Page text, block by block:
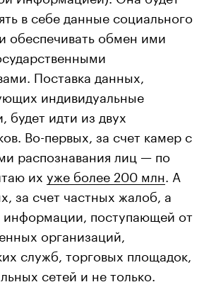
в себе данные социального
обеспечивать обмен ими
Поставка данных,
индивидуальные
будет идти из двух
Во-первых, за счет камер с
распознавания лиц — по
их уже более 200 млн . А
за счет частных жалоб, а
информации, поступающей от
организаций,
служб, торговых площадок,
сетей и не только.